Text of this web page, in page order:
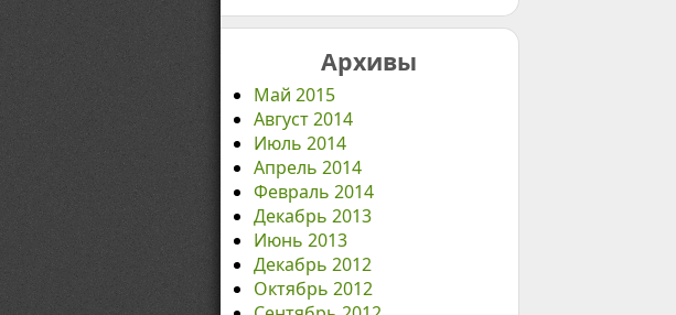
Архивы
Май 2015
Август 2014
Июль 2014
Апрель 2014
Февраль 2014
Декабрь 2013
Июнь 2013
Декабрь 2012
Октябрь 2012